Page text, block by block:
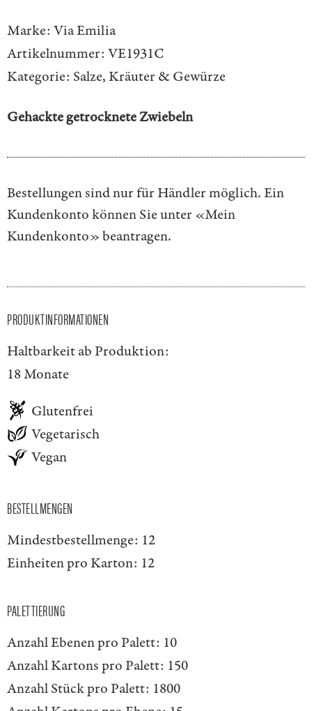
Marke: Via Emilia
Artikelnummer: VE1931C
Kategorie: Salze, Kräuter & Gewürze
Gehackte getrocknete Zwiebeln
Bestellungen sind nur für Händler möglich. Ein
Kundenkonto können Sie unter «Mein
Kundenkonto»beantragen.
PRODUKTINFORMATIONEN
Haltbarkeit ab Produktion:
18 Monate
Glutenfrei
Vegetarisch
Vegan
BESTELLMENGEN
Mindestbestellmenge: 12
Einheiten pro Karton: 12
PALETTIERUNG
Anzahl Ebenen pro Palett: 10
Anzahl Kartons pro Palett: 150
Anzahl Stück pro Palett: 1800